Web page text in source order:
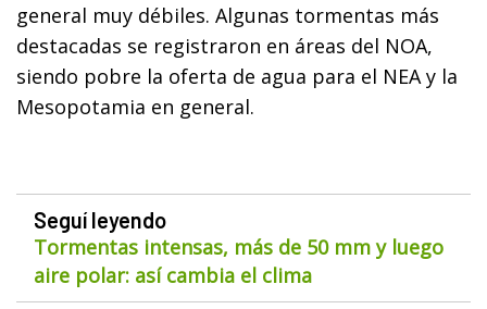
general muy débiles. Algunas tormentas más
destacadas se registraron en áreas del NOA,
siendo pobre la oferta de agua para el NEA y la
Mesopotamia en general.
Seguí leyendo
Tormentas intensas, más de 50 mm y luego
aire polar: así cambia el clima